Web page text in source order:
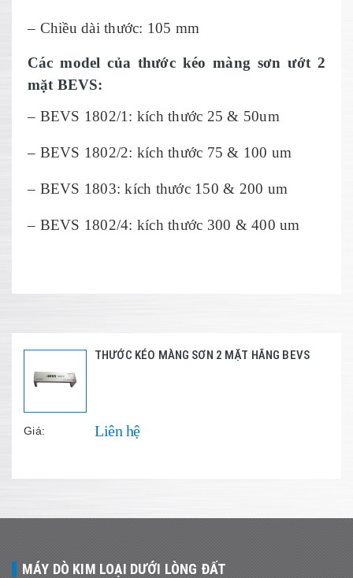
– Chiều dài thước: 105 mm
Các model của thước kéo màng sơn ướt 2
mặt BEVS:
– BEVS 1802/1: kích thước 25 & 50um
– BEVS 1802/2: kích thước 75 & 100 um
– BEVS 1803: kích thước 150 & 200 um
– BEVS 1802/4: kích thước 300 & 400 um
THƯỚC KÉO MÀNG SƠN 2 MẶT HÃNG BEVS
Giá: Liên hệ
MÁY DÒ KIM LOẠI DƯỚI LÒNG ĐẤT